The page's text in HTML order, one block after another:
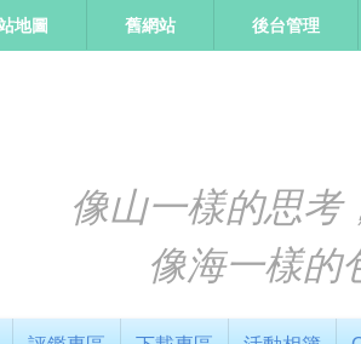
地圖 舊網站 後台管理
像山一樣的思考
像海一樣的